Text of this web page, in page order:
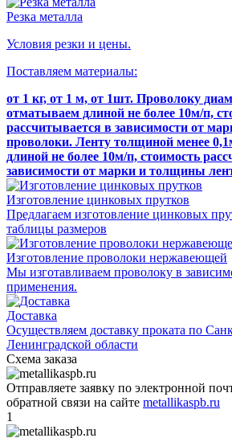
Резка металла
Условия резки и цены.
Поставляем материалы:
от 1 кг, от 1 м, от 1шт. Проволоку
отматываем длиной не более 10м/п,
рассчитывается в зависимости от
проволоки. Ленту толщиной менее
длиной не более 10м/п, стоимость
зависимости от марки и толщины
Изготовление цинковых прутков
Предлагаем изготовление цинковых
таблицы размеров
Изготовление проволоки нержавеющей
Мы изготавливаем проволоку в
применения.
Доставка
Осуществляем доставку проката по
Ленинградской области
Схема заказа
Отправляете заявку по электронной
обратной связи на сайте metallikaspb.ru
1